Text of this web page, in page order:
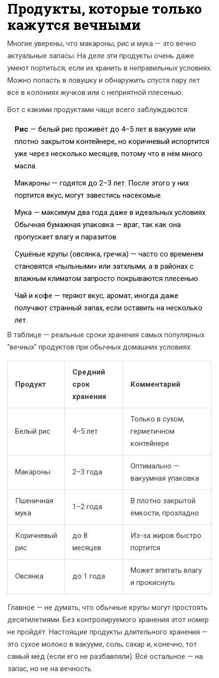
Продукты, которые только
кажутся вечными
Многие уверены, что макароны, рис и мука — это вечно
актуальные запасы. На деле эти продукты очень даже
умеют портиться, если их хранить в неправильных условиях.
Можно попасть в ловушку и обнаружить спустя пару лет
всё в колониях жучков или с неприятной плесенью.
Вот с какими продуктами чаще всего заблуждаются:
Рис — белый рис проживёт до 4–5 лет в вакууме или
плотно закрытом контейнере, но коричневый испортится
уже через несколько месяцев, потому что в нём много
масла.
Макароны — годятся до 2–3 лет. После этого у них
портится вкус, могут завестись насекомые.
Мука — максимум два года даже в идеальных условиях.
Обычная бумажная упаковка — враг, так как она
пропускает влагу и паразитов.
Сушёные крупы (овсянка, гречка) — часто со временем
становятся «пыльными» или затхлыми, а в районах с
влажным климатом запросто покрываются плесенью.
Чай и кофе — теряют вкус, аромат, иногда даже
получают странный запах, если оставить на несколько
лет.
В таблице — реальные сроки хранения самых популярных
"вечных" продуктов при обычных домашних условиях:
Продукт
Средний
срок
хранения
Комментарий
Белый рис 4–5 лет
Только в сухом,
герметичном
контейнере
Макароны 2–3 года
Оптимально —
вакуумная упаковка
Пшеничная
мука
1–2 года
В плотно закрытой
ёмкости, прохладно
Коричневый
рис
до 8
месяцев
Из-за жиров быстро
портится
Овсянка до 1 года
Может впитать влагу
и прокиснуть
Главное — не думать, что обычные крупы могут простоять
десятилетиями. Без контролируемого хранения этот номер
не пройдёт. Настоящие продукты длительного хранения —
это сухое молоко в вакууме, соль, сахар и, конечно, тот
самый мёд (если его не разбавляли). Всё остальное — на
запас, но не на вечность.